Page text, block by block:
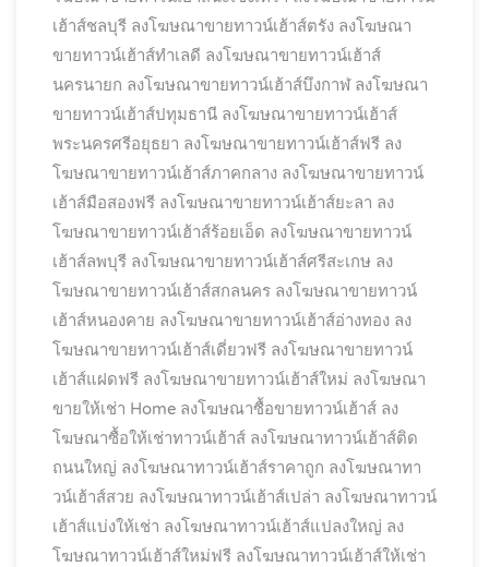
เฮ้าส์ชลบุรี ลงโฆษณาขายทาวน์เฮ้าส์ตรัง ลงโฆษณา
ขายทาวน์เฮ้าส์ทำเลดี ลงโฆษณาขายทาวน์เฮ้าส์
นครนายก ลงโฆษณาขายทาวน์เฮ้าส์บึงกาฬ ลงโฆษณา
ขายทาวน์เฮ้าส์ปทุมธานี ลงโฆษณาขายทาวน์เฮ้าส์
พระนครศรีอยุธยา ลงโฆษณาขายทาวน์เฮ้าส์ฟรี ลง
โฆษณาขายทาวน์เฮ้าส์ภาคกลาง ลงโฆษณาขายทาวน์
เฮ้าส์มือสองฟรี ลงโฆษณาขายทาวน์เฮ้าส์ยะลา ลง
โฆษณาขายทาวน์เฮ้าส์ร้อยเอ็ด ลงโฆษณาขายทาวน์
เฮ้าส์ลพบุรี ลงโฆษณาขายทาวน์เฮ้าส์ศรีสะเกษ ลง
โฆษณาขายทาวน์เฮ้าส์สกลนคร ลงโฆษณาขายทาวน์
เฮ้าส์หนองคาย ลงโฆษณาขายทาวน์เฮ้าส์อ่างทอง ลง
โฆษณาขายทาวน์เฮ้าส์เดี่ยวฟรี ลงโฆษณาขายทาวน์
เฮ้าส์แฝดฟรี ลงโฆษณาขายทาวน์เฮ้าส์ใหม่ ลงโฆษณา
ขายให้เช่า Home ลงโฆษณาซื้อขายทาวน์เฮ้าส์ ลง
โฆษณาซื้อให้เช่าทาวน์เฮ้าส์ ลงโฆษณาทาวน์เฮ้าส์ติด
ถนนใหญ่ ลงโฆษณาทาวน์เฮ้าส์ราคาถูก ลงโฆษณาทา
วน์เฮ้าส์สวย ลงโฆษณาทาวน์เฮ้าส์เปล่า ลงโฆษณาทาวน์
เฮ้าส์แบ่งให้เช่า ลงโฆษณาทาวน์เฮ้าส์แปลงใหญ่ ลง
โฆษณาทาวน์เฮ้าส์ใหม่ฟรี ลงโฆษณาทาวน์เฮ้าส์ให้เช่า